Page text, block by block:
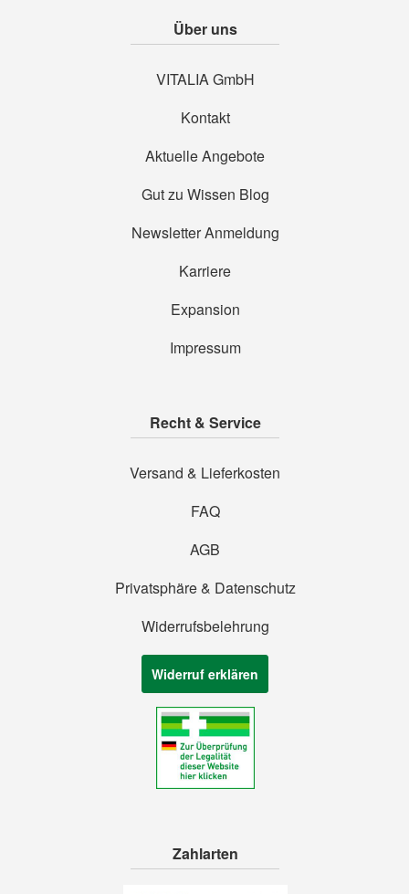
Über uns
VITALIA GmbH
Kontakt
Aktuelle Angebote
Gut zu Wissen Blog
Newsletter Anmeldung
Karriere
Expansion
Impressum
Recht & Service
Versand & Lieferkosten
FAQ
AGB
Privatsphäre & Datenschutz
Widerrufsbelehrung
Widerruf erklären
Zahlarten